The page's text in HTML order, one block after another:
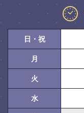
日・祝
月
火
水